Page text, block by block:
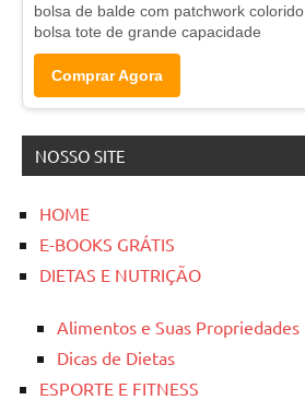
bolsa de balde com patchwork colorido,
bolsa tote de grande capacidade
Comprar Agora
NOSSO SITE
HOME
E-BOOKS GRÁTIS
DIETAS E NUTRIÇÃO
Alimentos e Suas Propriedades
Dicas de Dietas
ESPORTE E FITNESS